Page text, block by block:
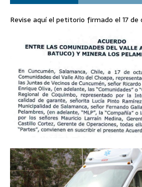
Revise aquí el petitorio firmado el 17 de